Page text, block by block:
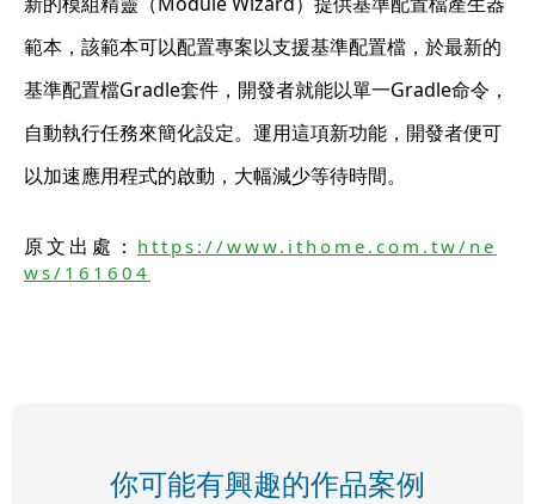
範本，該範本可以配置專案以支援基準配置檔，於最新的
基準配置檔Gradle套件，開發者就能以單一Gradle命令，
自動執行任務來簡化設定。運用這項新功能，開發者便可
以加速應用程式的啟動，大幅減少等待時間。
原文出處： https://www.ithome.com.tw/ne
ws/161604
你可能有興趣的作品案例